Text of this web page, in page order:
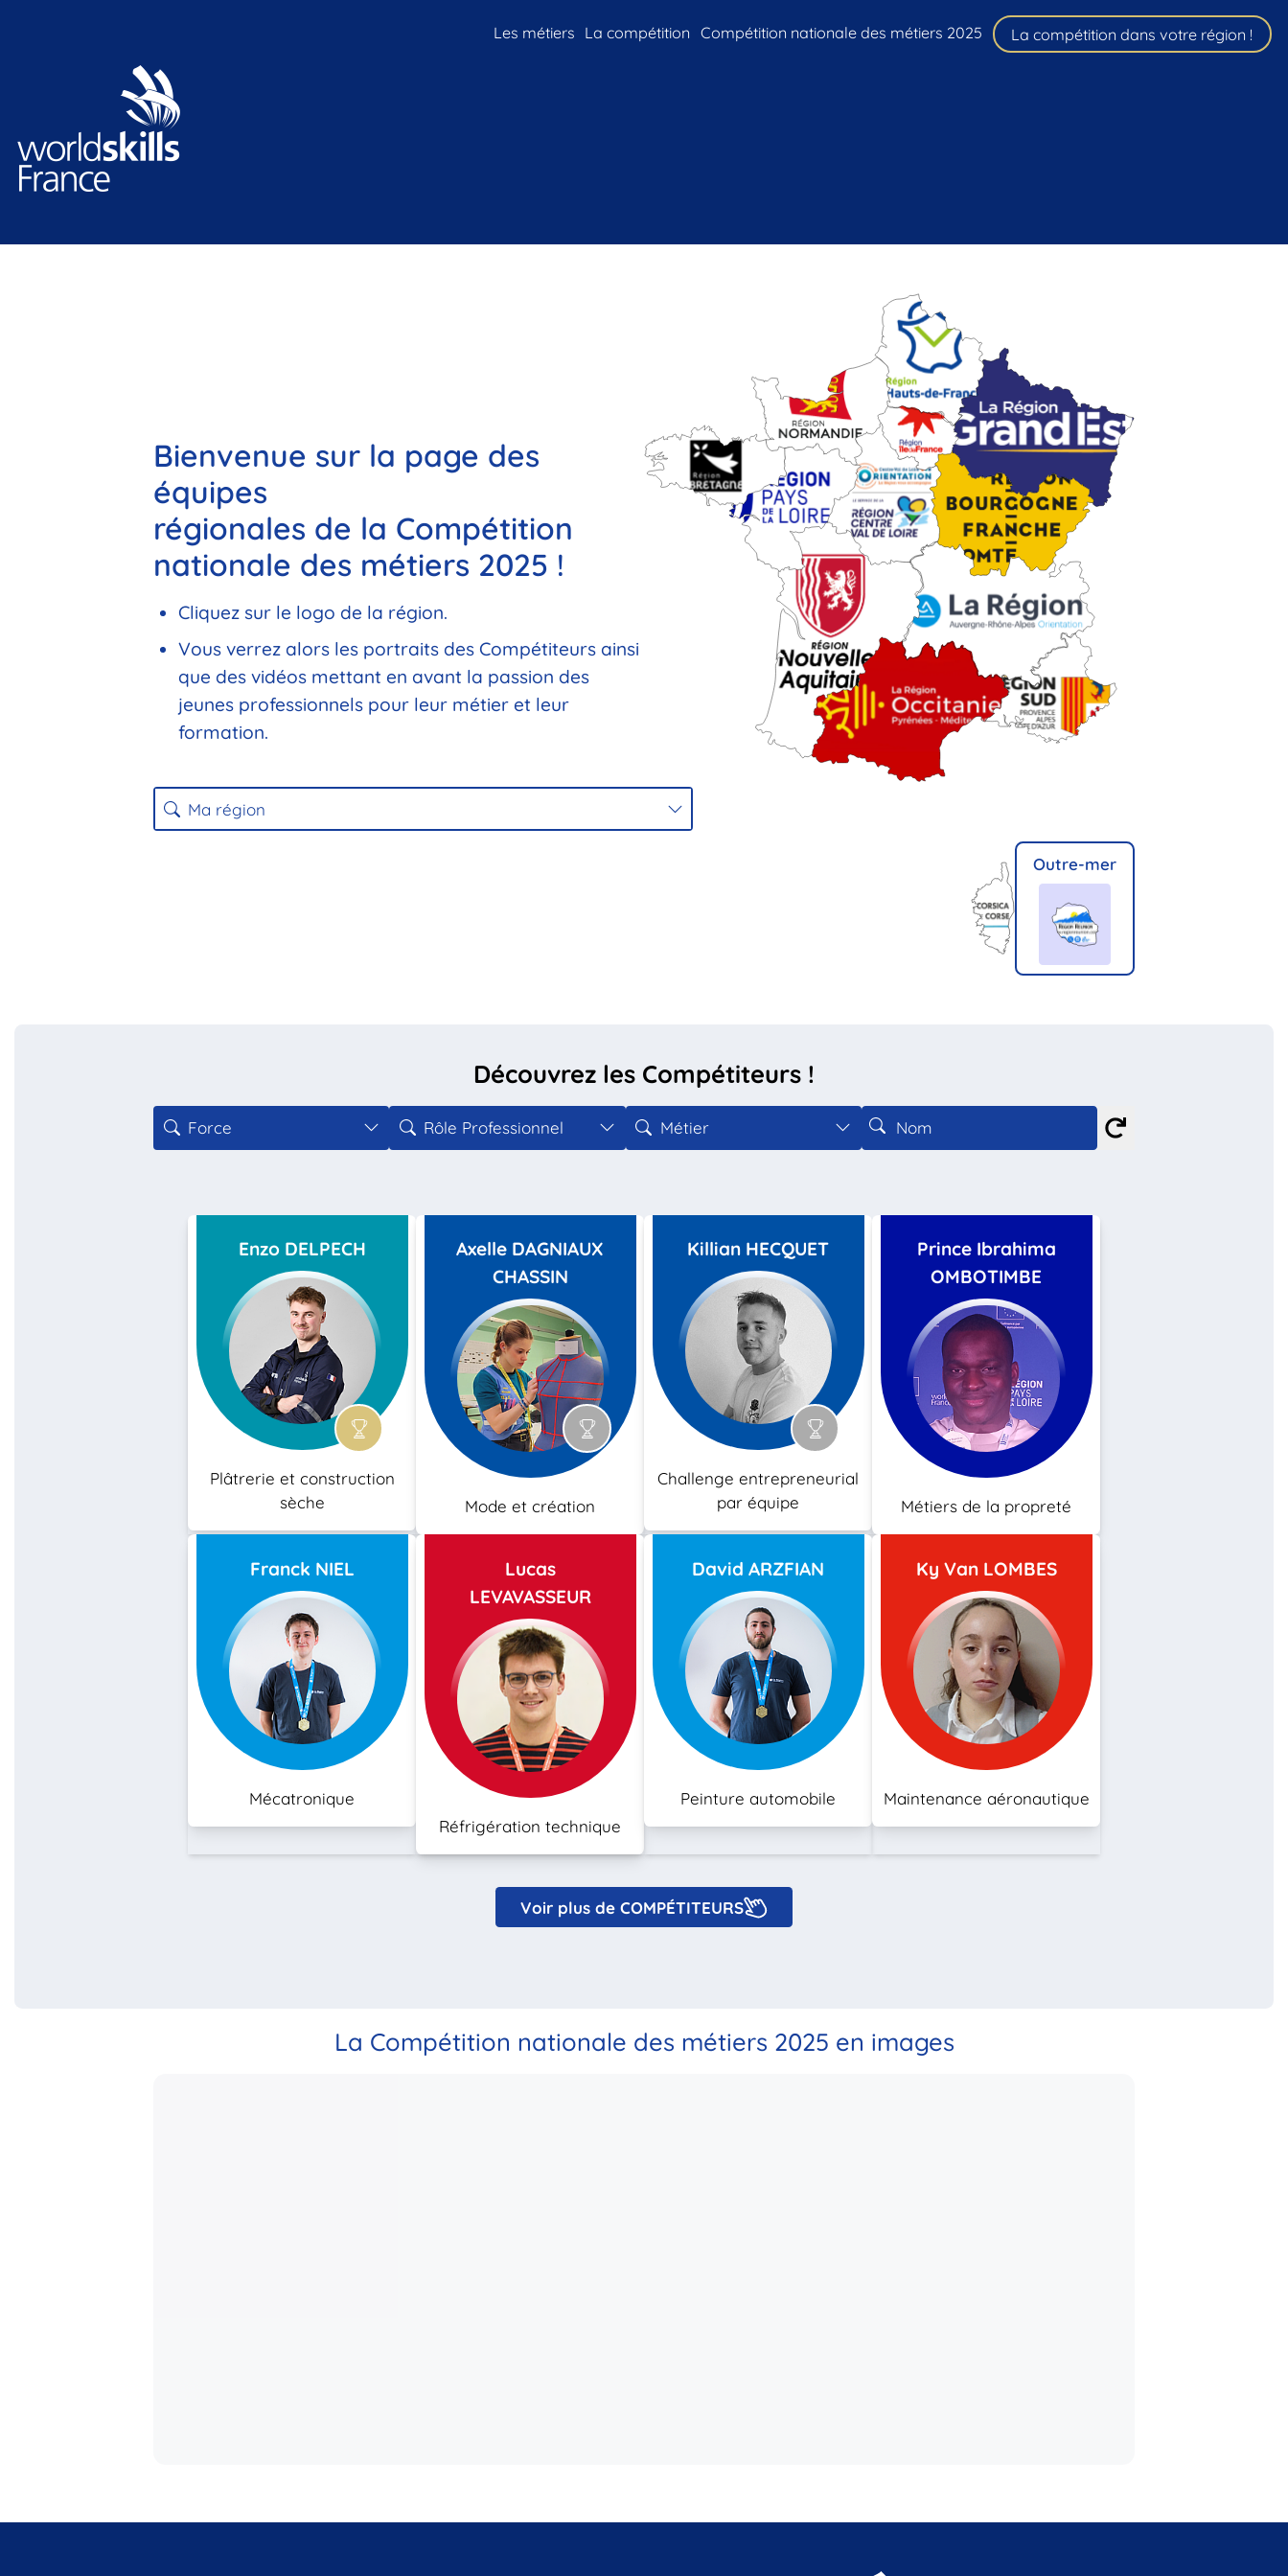
Les métiers La compétition Compétition nationale des métiers 2025 La compétition dans votre région !
Bienvenue sur la page des
équipes
régionales de la Compétition
nationale des métiers 2025 !
Cliquez sur le logo de la région.
Vous verrez alors les portraits des Compétiteurs ainsi
que des vidéos mettant en avant la passion des
jeunes professionnels pour leur métier et leur
formation.
Ma région
Outre-mer
Découvrez les Compétiteurs !
Force Rôle Professionnel Métier
Enzo DELPECH
Plâtrerie et construction
sèche
Axelle DAGNIAUX
CHASSIN
Mode et création
Killian HECQUET
Challenge entrepreneurial
par équipe
Prince Ibrahima
OMBOTIMBE
Métiers de la propreté
Franck NIEL
Mécatronique
Lucas
LEVAVASSEUR
Réfrigération technique
David ARZFIAN
Peinture automobile
Ky Van LOMBES
Maintenance aéronautique
Voir plus de COMPÉTITEURS
La Compétition nationale des métiers 2025 en images